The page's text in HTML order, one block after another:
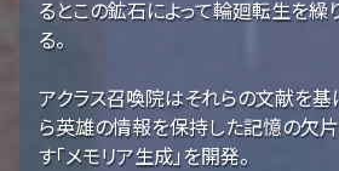
るとこの鉱石によって輪廻転生を繰
る。
アクラス召喚院はそれらの文献を基
ら英雄の情報を保持した記憶の欠片
す「メモリア生成」を開発。